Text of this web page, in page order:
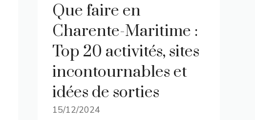
Que faire en
Charente-Maritime :
Top 20 activités, sites
incontournables et
idées de sorties
15/12/2024